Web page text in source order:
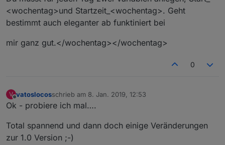
<wochentag>und Startzeit_<wochentag>. Geht
bestimmt auch eleganter ab funktiniert bei
mir ganz gut.</wochentag></wochentag>
0
V vatoslocosschrieb am 8. Jan. 2019, 12:53
zuletzt editiert von
Ok - probiere ich mal….
Total spannend und dann doch einige Veränderungen
zur 1.0 Version ;-)